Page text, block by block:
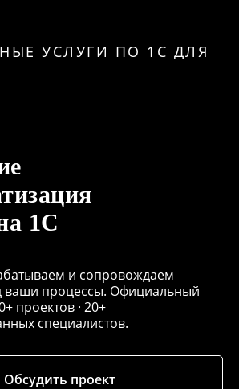
УСЛУГИ ПО 1С ДЛЯ
1С
и сопровождаем
ваши процессы. Официальный
проектов · 20+
специалистов.
Обсудить проект